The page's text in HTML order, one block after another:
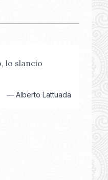
lo slancio
— Alberto Lattuada